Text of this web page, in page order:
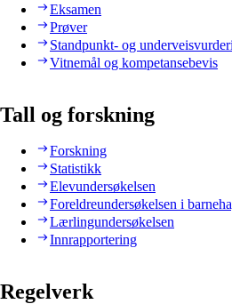
Eksamen
Prøver
Standpunkt- og
Vitnemål og kompetansebevis
Tall og forskning
Forskning
Statistikk
Elevundersøkelsen
Foreldreundersøkelsen i
Lærlingundersøkelsen
Innrapportering
Regelverk